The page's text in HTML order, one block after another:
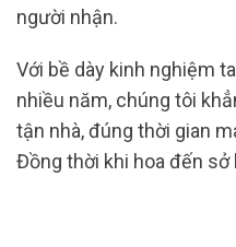
người nhận.
Với bề dày kinh nghiệm
nhiều năm, chúng tôi
tận nhà, đúng thời gian
Đồng thời khi hoa đến sở